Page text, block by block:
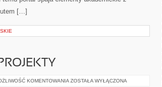
[…]
KOMENTOWANIA DIY
ZOSTAŁA WYŁĄCZONA